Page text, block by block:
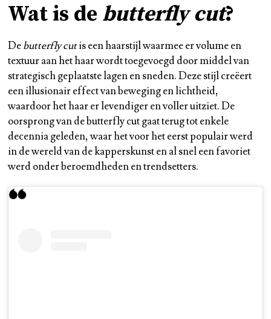
Wat is de butterfly cut?
Debutterfly cutis een haarstijl waarmee er volume en
textuur aan het haar wordt toegevoegd door middel van
strategisch geplaatste lagen en sneden. Deze stijl creëert
een illusionair effect van beweging en lichtheid,
waardoor het haar er levendiger en voller uitziet. De
oorsprong van de butterfly cut gaat terug tot enkele
decennia geleden, waar het voor het eerst populair werd
in de wereld van de kapperskunst en al snel een favoriet
werd onder beroemdheden en trendsetters.